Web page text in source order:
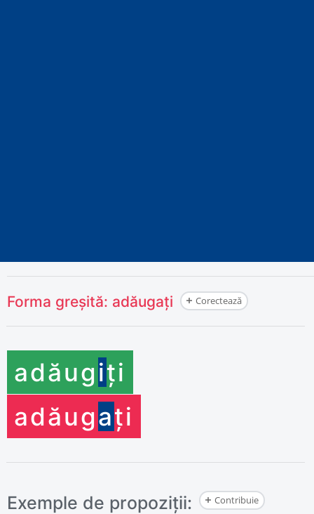
Forma greșită: adăugați Corectează
adăugiți
adăugați
Exemple de propoziții: Contribuie